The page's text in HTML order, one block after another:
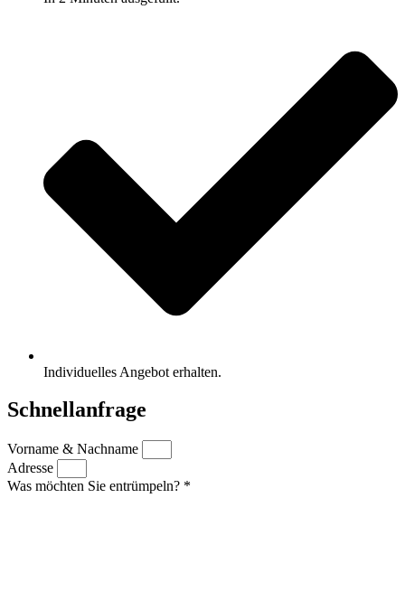
Individuelles Angebot erhalten.
Schnellanfrage
Vorname & Nachname
Adresse
Was möchten Sie entrümpeln? *